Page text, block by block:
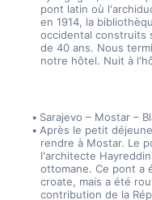
pont latin où
en 1914, la
occidental construits
de 40 ans. Nous
notre hôtel. Nuit à
Sarajevo – Mostar –
Après le petit
rendre à Mostar. Le
l'architecte
ottomane. Ce pont a
croate, mais a été
contribution de la